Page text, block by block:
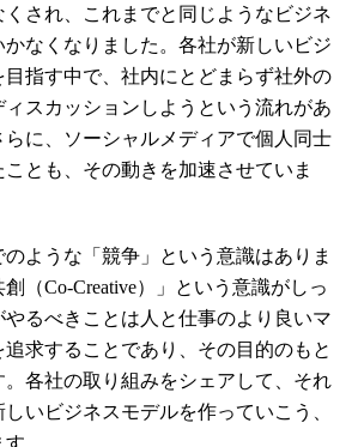
され、これまでと同じようなビジネ
なくなりました。各社が新しいビジ
指す中で、社内にとどまらず社外の
ィスカッションしようという流れがあ
らに、ソーシャルメディアで個人同士
とも、その動きを加速させていま
ような「競争」という意識はありま
（Co-Creative）」という意識がしっ
やるべきことは人と仕事のより良いマ
求することであり、その目的のもと
各社の取り組みをシェアして、それ
いビジネスモデルを作っていこう、
。